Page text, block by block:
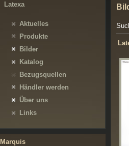
Latexa
Aktuelles
Produkte
Bilder
Katalog
Bezugsquellen
Händler werden
Über uns
Links
Marquis